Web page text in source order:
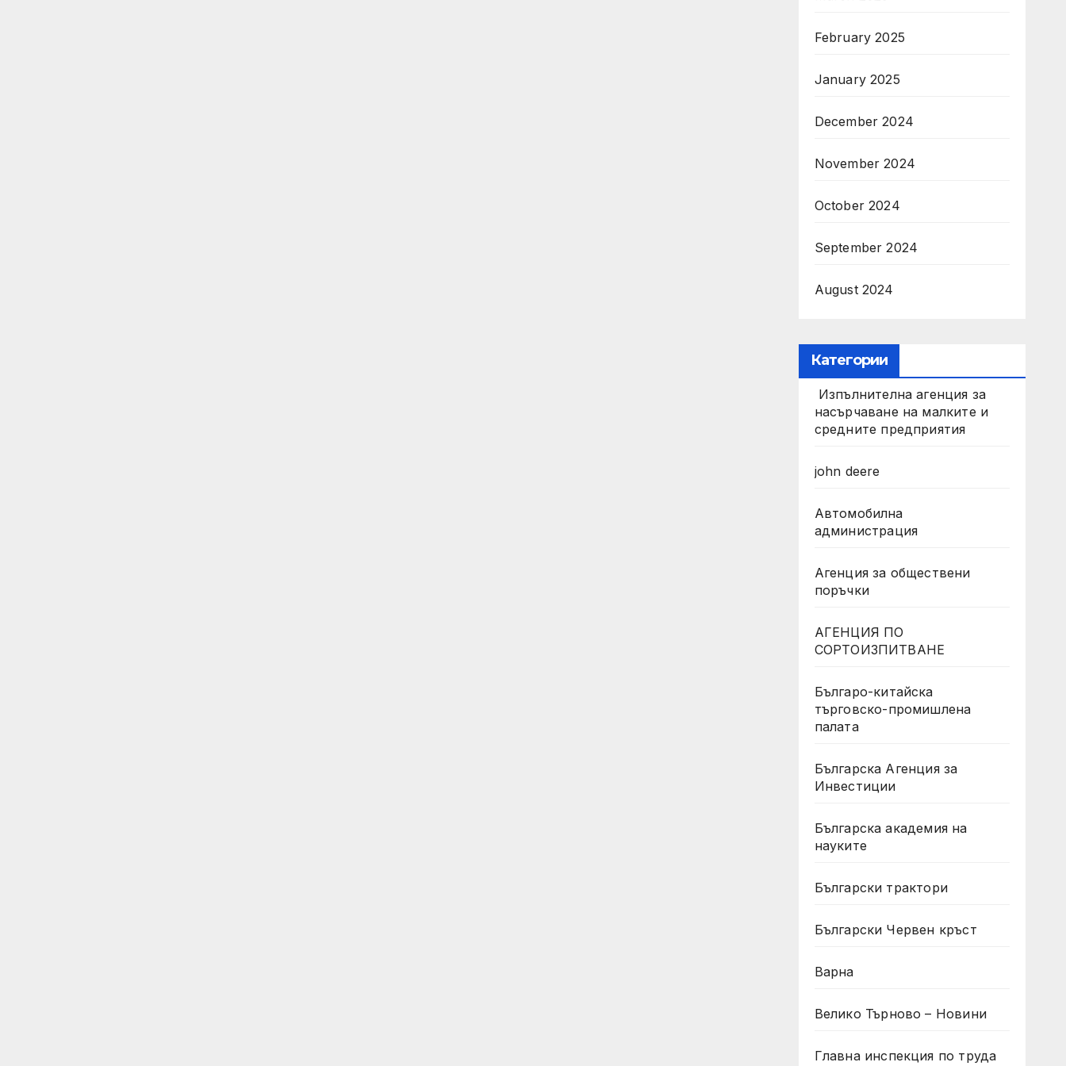
February 2025
January 2025
December 2024
November 2024
October 2024
September 2024
August 2024
Категории
Изпълнителна агенция за
насърчаване на малките и
средните предприятия
john deere
Автомобилна
администрация
Агенция за обществени
поръчки
АГЕНЦИЯ ПО
СОРТОИЗПИТВАНЕ
Българо-китайска
търговско-промишлена
палата
Българска Агенция за
Инвестиции
Българска академия на
науките
Български трактори
Български Червен кръст
Варна
Велико Търново – Новини
Главна инспекция по труда